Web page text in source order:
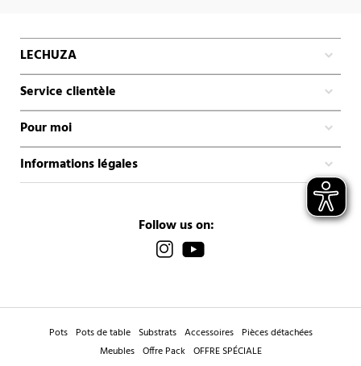
LECHUZA
Service clientèle
Pour moi
Informations légales
Follow us on:
Pots Pots de table Substrats Accessoires Pièces détachées
Meubles Offre Pack OFFRE SPÉCIALE